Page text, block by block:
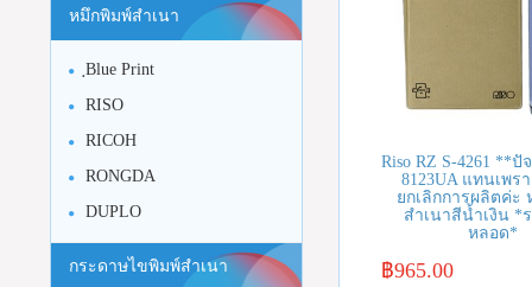
Riso RZ S-4261 **ปั
8123UA แทนเพร
ยกเลิกการผลิตค่ะ
สำเนาสีน้ำเงิน *
หลอด*
฿965.00
หมึกพิมพ์สำเนา
ฺBlue Print
RISO
RICOH
RONGDA
DUPLO
กระดาษไขพิมพ์สำเนา